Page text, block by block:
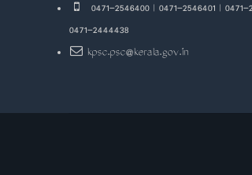
0471-2546400 | 0471-2546401 |
0471-2444438
kpsc.psc@kerala.gov.in